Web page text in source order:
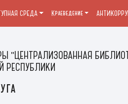
"ЦЕНТРАЛИЗОВАННАЯ
РЕСПУБЛИКИ
СРЕДА Краеведение